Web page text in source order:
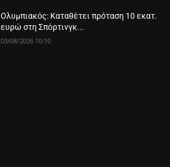
Ολυμπιακός: Καταθέτει πρόταση 10 εκατ.
ευρώ στη Σπόρτινγκ...
03/08/2026 10:10